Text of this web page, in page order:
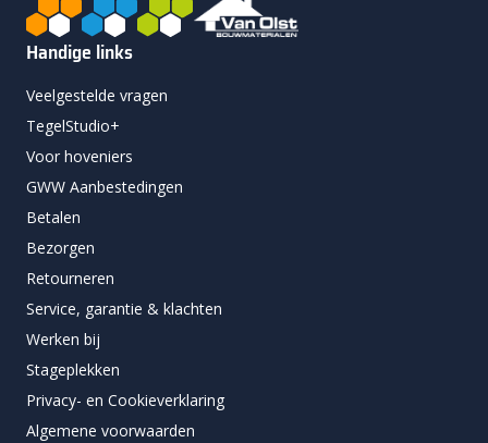
Handige links
Veelgestelde vragen
TegelStudio+
Voor hoveniers
GWW Aanbestedingen
Betalen
Bezorgen
Retourneren
Service, garantie & klachten
Werken bij
Stageplekken
Privacy- en Cookieverklaring
Algemene voorwaarden